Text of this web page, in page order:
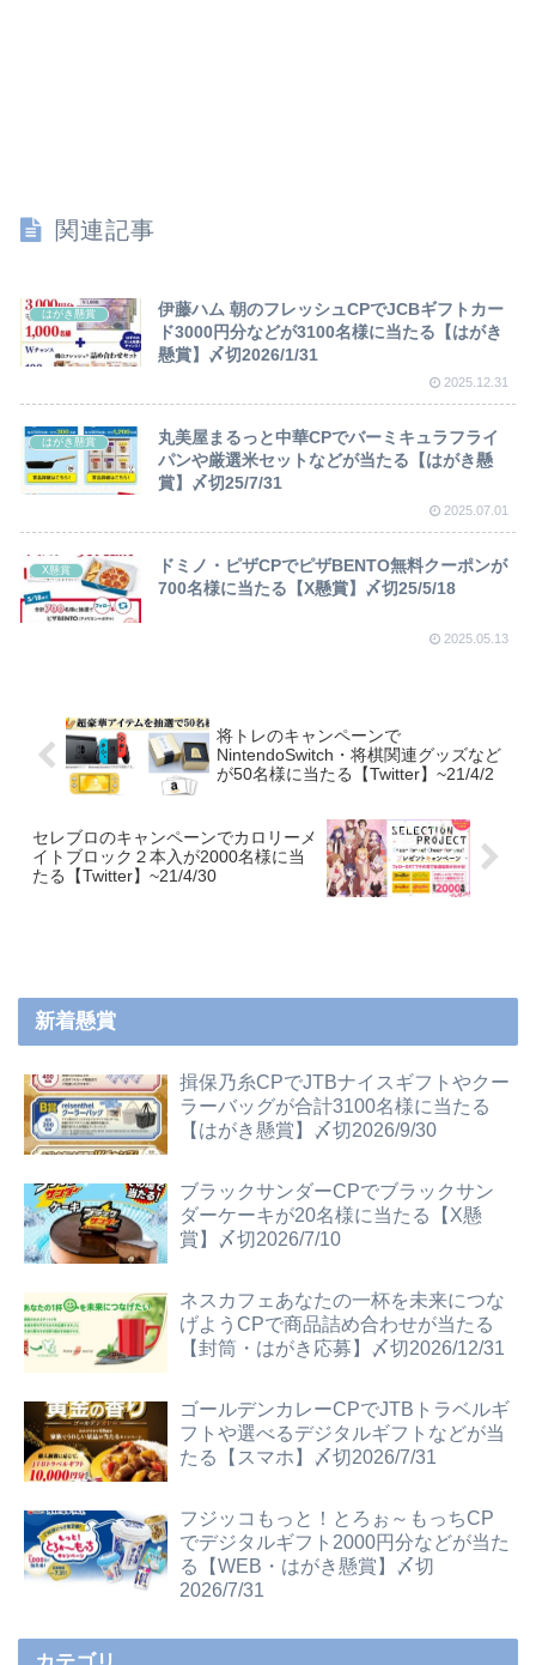
関連記事
はがき懸賞
伊藤ハム 朝のフレッシュCPでJCBギフトカー
ド3000円分などが3100名様に当たる【はがき
懸賞】〆切2026/1/31
2025.12.31
はがき懸賞
丸美屋まるっと中華CPでバーミキュラフライ
パンや厳選米セットなどが当たる【はがき懸
賞】〆切25/7/31
2025.07.01
X懸賞
ドミノ・ピザCPでピザBENTO無料クーポンが
700名様に当たる【X懸賞】〆切25/5/18
2025.05.13
将トレのキャンペーンで
NintendoSwitch・将棋関連グッズなど
が50名様に当たる【Twitter】~21/4/2
セレブロのキャンペーンでカロリーメ
イトブロック２本入が2000名様に当
たる【Twitter】~21/4/30
新着懸賞
揖保乃糸CPでJTBナイスギフトやクー
ラーバッグが合計3100名様に当たる
【はがき懸賞】〆切2026/9/30
ブラックサンダーCPでブラックサン
ダーケーキが20名様に当たる【X懸
賞】〆切2026/7/10
ネスカフェあなたの一杯を未来につな
げようCPで商品詰め合わせが当たる
【封筒・はがき応募】〆切2026/12/31
ゴールデンカレーCPでJTBトラベルギ
フトや選べるデジタルギフトなどが当
たる【スマホ】〆切2026/7/31
フジッコもっと！とろぉ～もっちCP
でデジタルギフト2000円分などが当た
る【WEB・はがき懸賞】〆切
2026/7/31